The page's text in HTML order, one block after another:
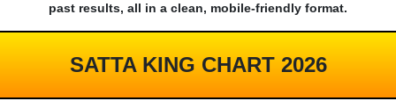
past results, all in a clean, mobile-friendly format.
SATTA KING CHART 2026